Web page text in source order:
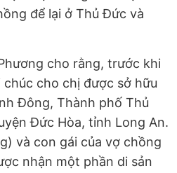
để lại ở Thủ Đức và
cho rằng, trước khi
cho chị được sở hữu
Đông, Thành phố Thủ
Đức Hòa, tỉnh Long An.
và con gái của vợ chồng
nhận một phần di sản